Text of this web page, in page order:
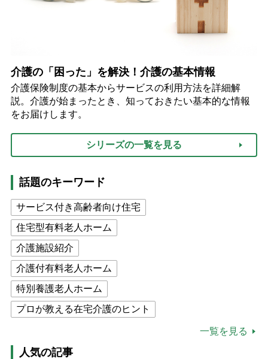
介護の「困った」を解決！介護の基本情報
介護保険制度の基本からサービスの利用方法を詳細解
説。介護が始まったとき、知っておきたい基本的な情報
をお届けします。
シリーズの一覧を見る
話題のキーワード
サービス付き高齢者向け住宅
住宅型有料老人ホーム
介護施設紹介
介護付有料老人ホーム
特別養護老人ホーム
プロが教える在宅介護のヒント
高木ブー
ケアマネジャー
一覧を見る
人気の記事